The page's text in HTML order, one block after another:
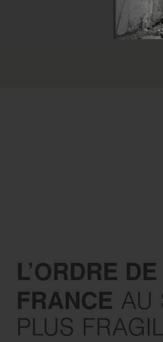
L’ORDRE
FRANCE AU
PLUS